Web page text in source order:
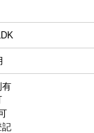
有